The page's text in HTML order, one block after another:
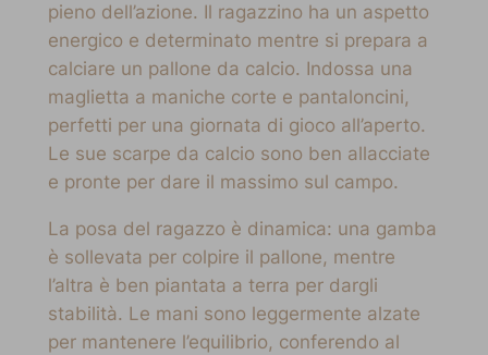
pieno dell’azione. Il ragazzino ha un aspetto
energico e determinato mentre si prepara a
calciare un pallone da calcio. Indossa una
maglietta a maniche corte e pantaloncini,
perfetti per una giornata di gioco all’aperto.
Le sue scarpe da calcio sono ben allacciate
e pronte per dare il massimo sul campo.
La posa del ragazzo è dinamica: una gamba
è sollevata per colpire il pallone, mentre
l’altra è ben piantata a terra per dargli
stabilità. Le mani sono leggermente alzate
per mantenere l’equilibrio, conferendo al